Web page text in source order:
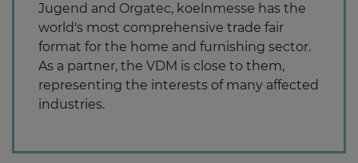
Jugend and Orgatec, koelnmesse has the
world's most comprehensive trade fair
format for the home and furnishing sector.
As a partner, the VDM is close to them,
representing the interests of many affected
industries.